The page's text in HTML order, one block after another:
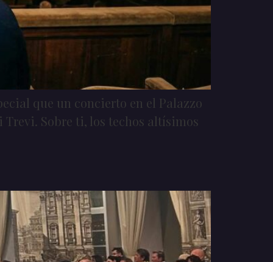
que un concierto en el Palazzo
Sobre ti, los techos altísimos